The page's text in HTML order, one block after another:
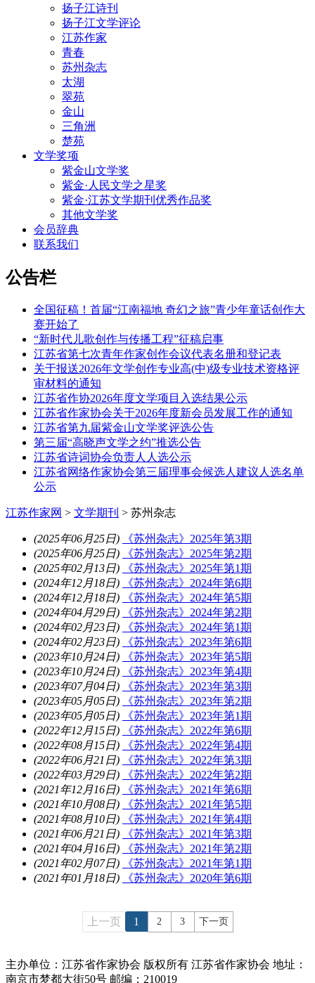
扬子江诗刊
扬子江文学评论
江苏作家
青春
苏州杂志
太湖
翠苑
金山
三角洲
楚苑
文学奖项
紫金山文学奖
紫金·人民文学之星奖
紫金·江苏文学期刊优秀作品奖
其他文学奖
会员辞典
联系我们
公告栏
全国征稿！首届“江南福地 奇幻之旅”青少年童话创作大
赛开始了
“新时代儿歌创作与传播工程”征稿启事
江苏省第七次青年作家创作会议代表名册和登记表
关于报送2026年文学创作专业高(中)级专业技术资格评
审材料的通知
江苏省作协2026年度文学项目入选结果公示
江苏省作家协会关于2026年度新会员发展工作的通知
江苏省第九届紫金山文学奖评选公告
第三届“高晓声文学之约”推选公告
江苏省诗词协会负责人人选公示
江苏省网络作家协会第三届理事会候选人建议人选名单
公示
江苏作家网 > 文学期刊 > 苏州杂志
(2025年06月25日)
《苏州杂志》2025年第3期
(2025年06月25日)
《苏州杂志》2025年第2期
(2025年02月13日)
《苏州杂志》2025年第1期
(2024年12月18日)
《苏州杂志》2024年第6期
(2024年12月18日)
《苏州杂志》2024年第5期
(2024年04月29日)
《苏州杂志》2024年第2期
(2024年02月23日)
《苏州杂志》2024年第1期
(2024年02月23日)
《苏州杂志》2023年第6期
(2023年10月24日)
《苏州杂志》2023年第5期
(2023年10月24日)
《苏州杂志》2023年第4期
(2023年07月04日)
《苏州杂志》2023年第3期
(2023年05月05日)
《苏州杂志》2023年第2期
(2023年05月05日)
《苏州杂志》2023年第1期
(2022年12月15日)
《苏州杂志》2022年第6期
(2022年08月15日)
《苏州杂志》2022年第4期
(2022年06月21日)
《苏州杂志》2022年第3期
(2022年03月29日)
《苏州杂志》2022年第2期
(2021年12月16日)
《苏州杂志》2021年第6期
(2021年10月08日)
《苏州杂志》2021年第5期
(2021年08月10日)
《苏州杂志》2021年第4期
(2021年06月21日)
《苏州杂志》2021年第3期
(2021年04月16日)
《苏州杂志》2021年第2期
(2021年02月07日)
《苏州杂志》2021年第1期
(2021年01月18日)
《苏州杂志》2020年第6期
上一页 1 2 3 下一页
主办单位：江苏省作家协会 版权所有 江苏省作家协会 地址：
南京市梦都大街50号 邮编：210019